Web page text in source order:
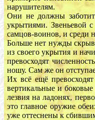
нарушителям.
Они не должны
укрытиями. Звеньевой
самцов-воинов, и среди
Больше нет нужды
из своего укрытия и
превосходят
ношу. Сам же он
Их всё ещё
вертикальные и
лезвия на ладонях,
это главное оружие
уже оттеснены к